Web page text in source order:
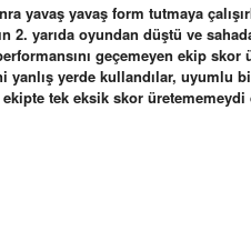
yavaş yavaş form tutmaya
2. yarıda oyundan düştü ve
geçemeyen ekip
yerde kullandılar, uyumlu
tek eksik skor